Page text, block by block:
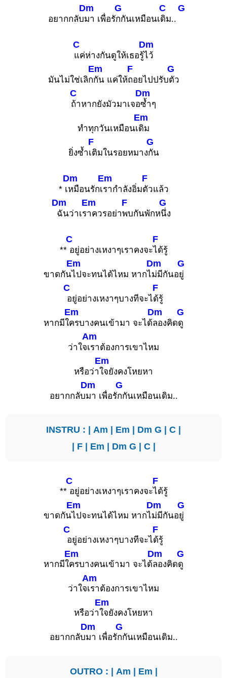
อยากกลับ
Dm
มา เพื่อรั
G
กกันเหมือนเ
C
ดิม..
G
C
แค่ห่างกันดูให้เธอรู้
Dm
ไว้
มันไม่ใช่เลิก
Em
กัน แค่ให้
F
ถอยไปปรับ
G
ตัว
C
ถ้าหากยังมัวมาเจอ
Dm
ซ้ำๆ
ทำทุกวันเหมือนเ
Em
ดิม
ยิ่งซ้ำ
F
เติมในรอยหมาง
G
กัน
* เ
Dm
หมือนรักเ
Em
รากำลังอิ่ม
F
ตัวแล้ว
Dm
ฉันว่าเร
Em
าควรอย่า
F
พบกันพักห
G
นึ่ง
**
C
อยู่อย่างเหงาๆเราคงจะ
F
ได้รู้
ขาดกัน
Em
ไปจะทนได้ไหม หากไ
Dm
ม่มีกันอ
G
ยู่
C
อยู่อย่างเหงาๆบางทีจะไ
F
ด้รู้
หากมีใ
Em
ครบางคนเข้ามา จะได้
Dm
ลองคิด
G
ดู
ว่าใจ
Am
เราต้องการเขาไหม
หรือว่า
Em
ใจยังคงโหยหา
อยากกลับ
Dm
มา เพื่อรั
G
กกันเหมือนเดิม..
INSTRU : | Am | Em | Dm G | C |
| F| Em | Dm G | C|
**
C
อยู่อย่างเหงาๆเราคงจะ
F
ได้รู้
ขาดกัน
Em
ไปจะทนได้ไหม หากไ
Dm
ม่มีกันอ
G
ยู่
C
อยู่อย่างเหงาๆบางทีจะไ
F
ด้รู้
หากมีใ
Em
ครบางคนเข้ามา จะได้
Dm
ลองคิด
G
ดู
ว่าใจ
Am
เราต้องการเขาไหม
หรือว่า
Em
ใจยังคงโหยหา
อยากกลับ
Dm
มา เพื่อรั
G
กกันเหมือนเดิม..
OUTRO : | Am | Em |